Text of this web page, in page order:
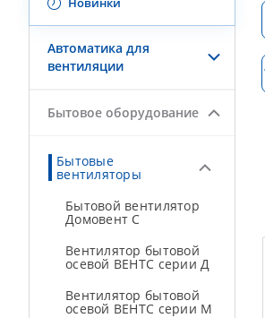
Автоматика для
вентиляции
Бытовое оборудование
Бытовые
вентиляторы
Бытовой вентилятор
Домовент С
Вентилятор бытовой
осевой ВЕНТС серии Д
Вентилятор бытовой
осевой ВЕНТС серии М